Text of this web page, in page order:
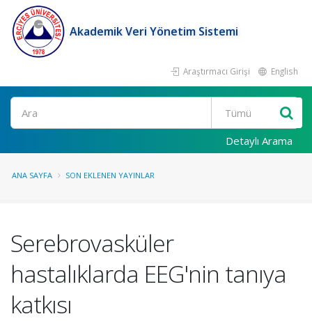
Akademik Veri Yönetim Sistemi
Araştırmacı Girişi English
Ara
Detaylı Arama
ANA SAYFA SON EKLENEN YAYINLAR
Serebrovasküler
hastalıklarda EEG'nin tanıya
katkısı